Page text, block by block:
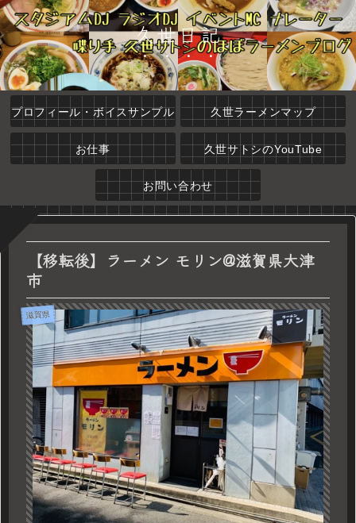
久世日記
プロフィール・ボイスサンプル 久世ラーメンマップ
お仕事 久世サトシのYouTube
お問い合わせ
【移転後】ラーメン モリン@滋賀県大津
市
滋賀県